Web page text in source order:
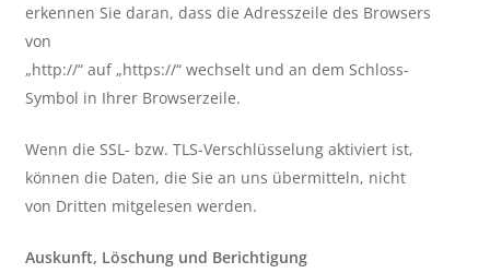
erkennen Sie daran, dass die Adresszeile des Browsers
von
„http://“ auf „https://“ wechselt und an dem Schloss-
Symbol in Ihrer Browserzeile.
Wenn die SSL- bzw. TLS-Verschlüsselung aktiviert ist,
können die Daten, die Sie an uns übermitteln, nicht
von Dritten mitgelesen werden.
Auskunft, Löschung und Berichtigung